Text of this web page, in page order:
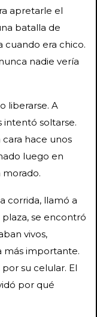
apretarle el
batalla de
cuando era chico.
nadie vería
liberarse. A
intentó soltarse.
hace unos
luego en
morado.
corrida, llamó a
se encontró
vivos,
más importante.
su celular. El
por qué